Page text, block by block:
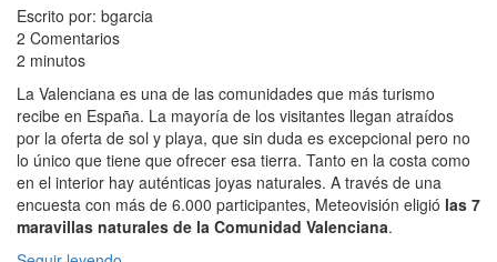
Escrito por: bgarcia
2 Comentarios
2 minutos
La Valenciana es una de las comunidades que más turismo
recibe en España. La mayoría de los visitantes llegan atraídos
por la oferta de sol y playa, que sin duda es excepcional pero no
lo único que tiene que ofrecer esa tierra. Tanto en la costa como
en el interior hay auténticas joyas naturales. A través de una
encuesta con más de 6.000 participantes, Meteovisión eligió las 7
maravillas naturales de la Comunidad Valenciana.